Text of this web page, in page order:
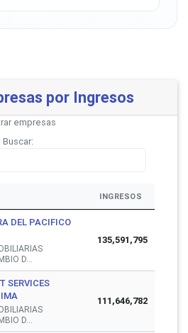
por Ingresos
empresas
Buscar:
INGRESOS
DEL PACIFICO
D...
135,591,795
SERVICES
D...
111,646,782